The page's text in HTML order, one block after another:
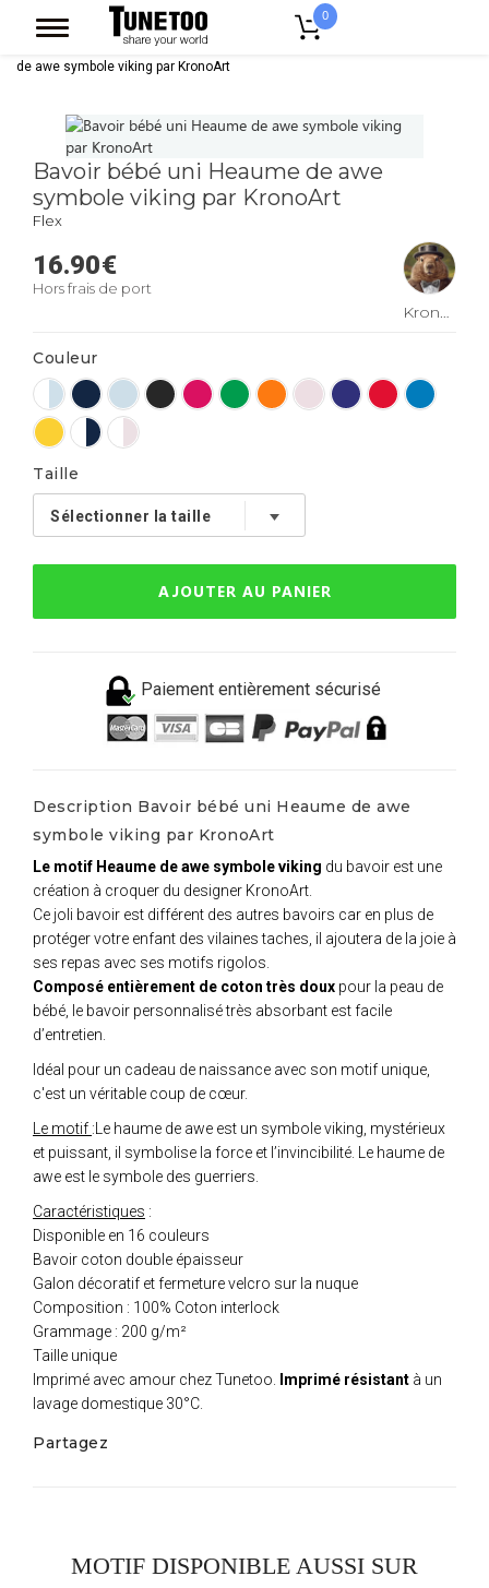
0
Vêtement Enfant Bebe
Bavoir bébé uni Heaume
de awe symbole viking par KronoArt
Bavoir bébé uni Heaume de awe
symbole viking par KronoArt
Flex
16.90€
Hors frais de port
KronoArt
Couleur
Taille
AJOUTER AU PANIER
Paiement entièrement sécurisé
Description Bavoir bébé uni Heaume de awe
symbole viking par KronoArt
Le motif Heaume de awe symbole viking du bavoir est une
création à croquer du designer KronoArt.
Ce joli bavoir est différent des autres bavoirs car en plus de
protéger votre enfant des vilaines taches, il ajoutera de la joie à
ses repas avec ses motifs rigolos.
Composé entièrement de coton très doux pour la peau de
bébé, le bavoir personnalisé très absorbant est facile
d’entretien.
Idéal pour un cadeau de naissance avec son motif unique,
c'est un véritable coup de cœur.
Le motif :Le haume de awe est un symbole viking, mystérieux
et puissant, il symbolise la force et l’invincibilité. Le haume de
awe est le symbole des guerriers.
Caractéristiques :
Disponible en 16 couleurs
Bavoir coton double épaisseur
Galon décoratif et fermeture velcro sur la nuque
Composition : 100% Coton interlock
Grammage : 200 g/m²
Taille unique
Imprimé avec amour chez Tunetoo.
Imprimé résistant à un
lavage domestique 30°C.
Partagez
MOTIF DISPONIBLE AUSSI SUR